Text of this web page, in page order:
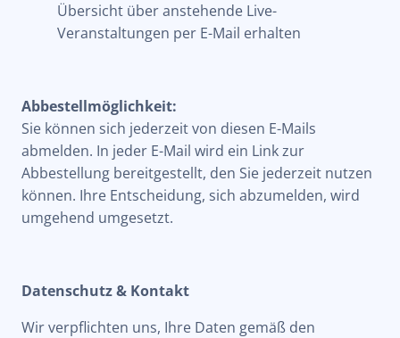
Übersicht über anstehende Live-
Veranstaltungen per E-Mail erhalten
Abbestellmöglichkeit:
Sie können sich jederzeit von diesen E-Mails
abmelden. In jeder E-Mail wird ein Link zur
Abbestellung bereitgestellt, den Sie jederzeit nutzen
können. Ihre Entscheidung, sich abzumelden, wird
umgehend umgesetzt.
Datenschutz & Kontakt
Wir verpflichten uns, Ihre Daten gemäß den